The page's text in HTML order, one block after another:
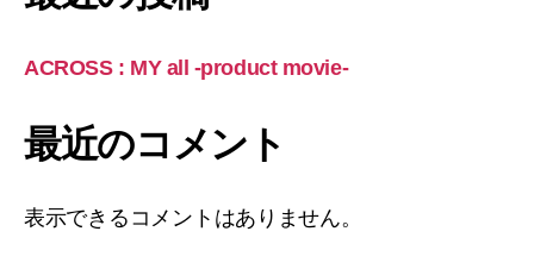
ACROSS : MY all -product movie-
最近のコメント
表示できるコメントはありません。